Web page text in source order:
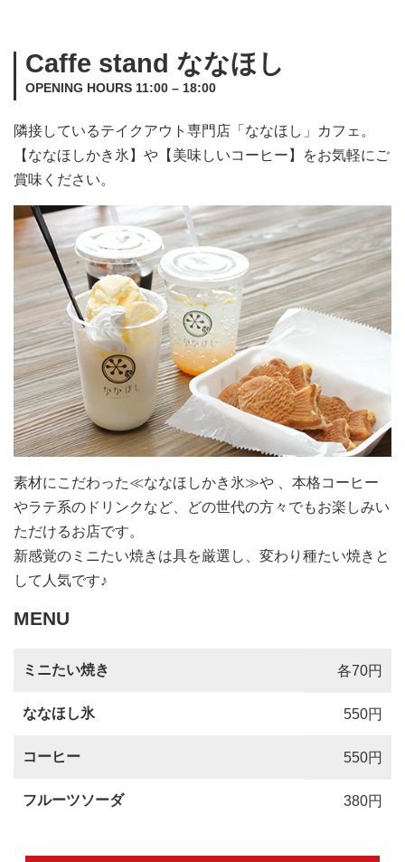
Caffe stand ななほし
OPENING HOURS 11:00 – 18:00
隣接しているテイクアウト専門店「ななほし」カフェ。
【ななほしかき氷】や【美味しいコーヒー】をお気軽にご
賞味ください。
素材にこだわった≪ななほしかき氷≫や 、本格コーヒー
やラテ系のドリンクなど、どの世代の方々でもお楽しみい
ただけるお店です。
新感覚のミニたい焼きは具を厳選し、変わり種たい焼きと
して人気です♪
MENU
ミニたい焼き 各70円
ななほし氷 550円
コーヒー 550円
フルーツソーダ 380円